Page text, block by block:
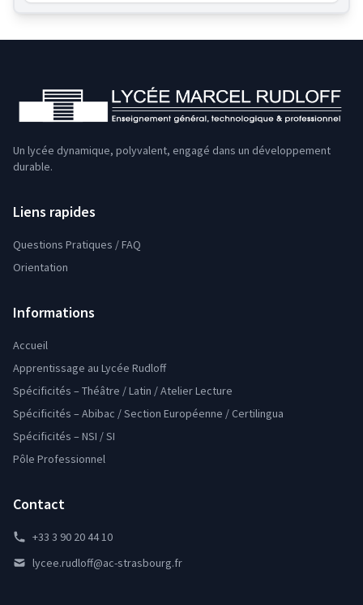
Un lycée dynamique, polyvalent, engagé dans un développement
durable.
Liens rapides
Questions Pratiques / FAQ
Orientation
Informations
Accueil
Apprentissage au Lycée Rudloff
Spécificités – Théâtre / Latin / Atelier Lecture
Spécificités – Abibac / Section Européenne / Certilingua
Spécificités – NSI / SI
Pôle Professionnel
Contact
+33 3 90 20 44 10
lycee.rudloff@ac-strasbourg.fr